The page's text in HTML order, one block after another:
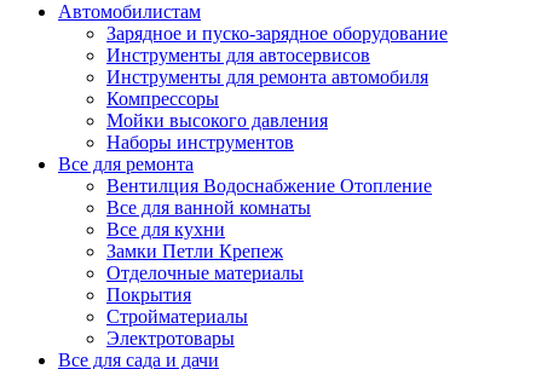
Автомобилистам
Зарядное и пуско-зарядное оборудование
Инструменты для автосервисов
Инструменты для ремонта автомобиля
Компрессоры
Мойки высокого давления
Наборы инструментов
Все для ремонта
Вентилция Водоснабжение Отопление
Все для ванной комнаты
Все для кухни
Замки Петли Крепеж
Отделочные материалы
Покрытия
Стройматериалы
Электротовары
Все для сада и дачи